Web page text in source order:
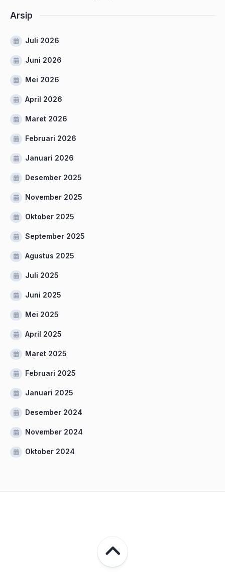
Arsip
Juli 2026
Juni 2026
Mei 2026
April 2026
Maret 2026
Februari 2026
Januari 2026
Desember 2025
November 2025
Oktober 2025
September 2025
Agustus 2025
Juli 2025
Juni 2025
Mei 2025
April 2025
Maret 2025
Februari 2025
Januari 2025
Desember 2024
November 2024
Oktober 2024